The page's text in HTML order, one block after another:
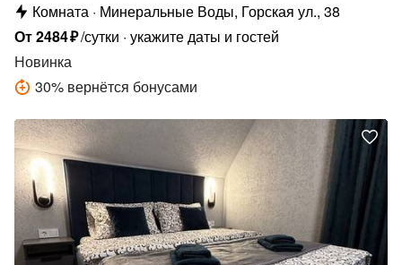
Комната Минеральные Воды, Горская ул., 38
От2484₽/сутки укажите даты и гостей
Новинка
30% вернётся бонусами